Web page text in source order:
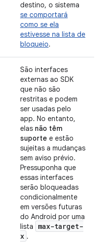
destino, o sistema
se comportará
como se ela
estivesse na lista de
bloqueio.
São interfaces
externas ao SDK
que não são
restritas e podem
ser usadas pelo
app. No entanto,
elas não têm
suporte e estão
sujeitas a mudanças
sem aviso prévio.
Pressuponha que
essas interfaces
serão bloqueadas
condicionalmente
em versões futuras
do Android por uma
lista
max-target-
x .